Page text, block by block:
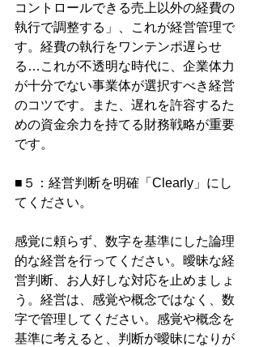
コントロールできる売上以外の経費の
執行で調整する」、これが経営管理で
す。経費の執行をワンテンポ遅らせ
る…これが不透明な時代に、企業体力
が十分でない事業体が選択すべき経営
のコツです。また、遅れを許容するた
めの資金余力を持てる財務戦略が重要
です。
■５：経営判断を明確「Clearly」にし
てください。
感覚に頼らず、数字を基準にした論理
的な経営を行ってください。曖昧な経
営判断、お人好しな対応を止めましょ
う。経営は、感覚や概念ではなく、数
字で管理してください。感覚や概念を
基準に考えると、判断が曖昧になりが